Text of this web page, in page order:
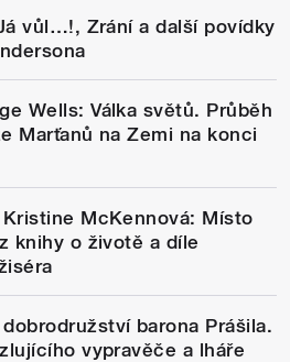
vůl…!, Zrání a další povídky
Wells: Válka světů. Průběh
Marťanů na Zemi na konci
McKennová: Místo
knihy o životě a díle
barona Prášila.
vypravěče a lháře